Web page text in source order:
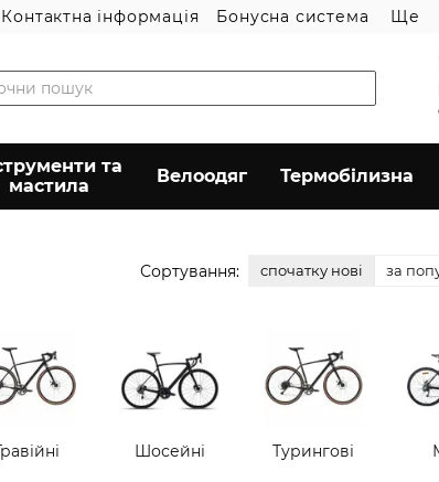
Контактна інформація Бонусна система Ще
та
мастила
Велоодяг Термобілизна
Сортування: спочатку нові за
Шосейні Турингові